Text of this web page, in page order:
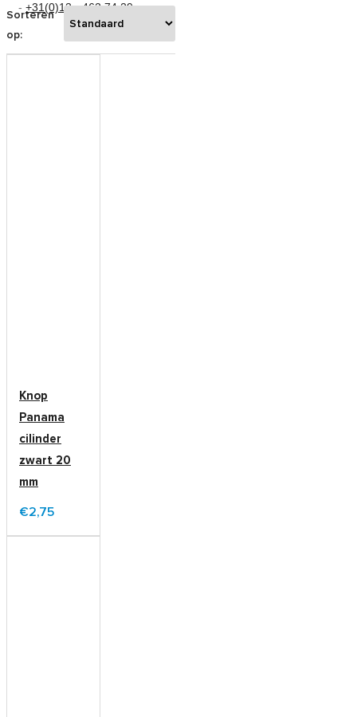
- +31(0)13 - 462 74 29
Sorteren
op:
Knop
Panama
cilinder
zwart 20
mm
€2,75